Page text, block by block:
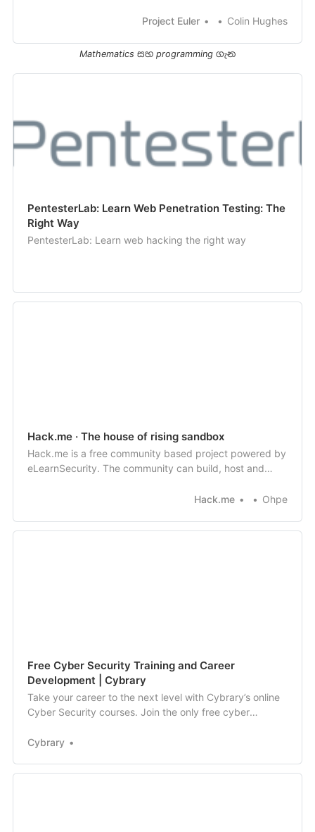
Project Euler Colin Hughes
Mathematics සහ programming ගැන
PentesterLab: Learn Web Penetration Testing: The
Right Way
PentesterLab: Learn web hacking the right way
Hack.me · The house of rising sandbox
Hack.me is a free community based project powered by
eLearnSecurity. The community can build, host and
and research purposes.The platform is available without
Hack.me Ohpe
Free Cyber Security Training and Career
Development | Cybrary
Take your career to the next level with Cybrary’s online
Cyber Security courses. Join the only free cyber
Cybrary